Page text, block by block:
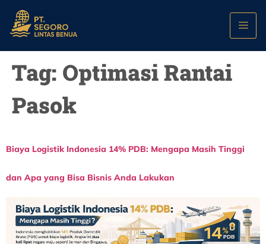
Tag: Optimasi Rantai
Pasok
Biaya Logistik Indonesia 14% PDB: Mengapa Masih Tinggi
dan Apa yang Bisa Bisnis Anda Lakukan